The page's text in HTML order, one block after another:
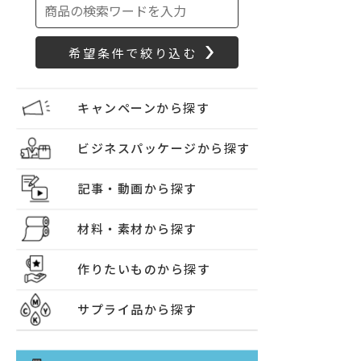
キャンペーンから探す
ビジネスパッケージから探す
記事・動画から探す
材料・素材から探す
作りたいものから探す
サプライ品から探す